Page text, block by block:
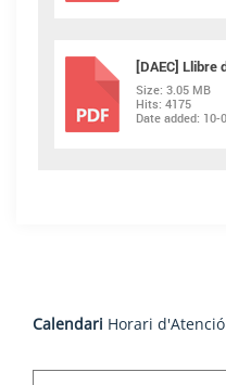
PDF
[DAEC] Llibre
Size: 3.05 MB
Hits: 4175
Date added: 10-
Calendari Horari